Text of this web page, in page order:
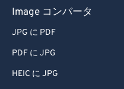
Image コンバータ
JPG に PDF
PDF に JPG
HEIC に JPG